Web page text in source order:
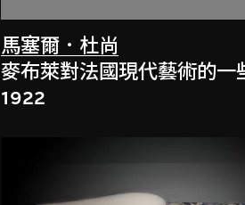
馬塞爾．杜尚
麥布萊對法國現代藝術的一
1922